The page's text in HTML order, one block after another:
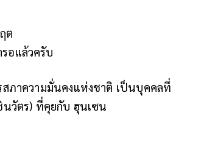
ต
อแล้วครับ
ภาความมั่นคงแห่งชาติ เป็นบุคคลที่
นวัตร) ที่คุยกับ ฮุนเซน